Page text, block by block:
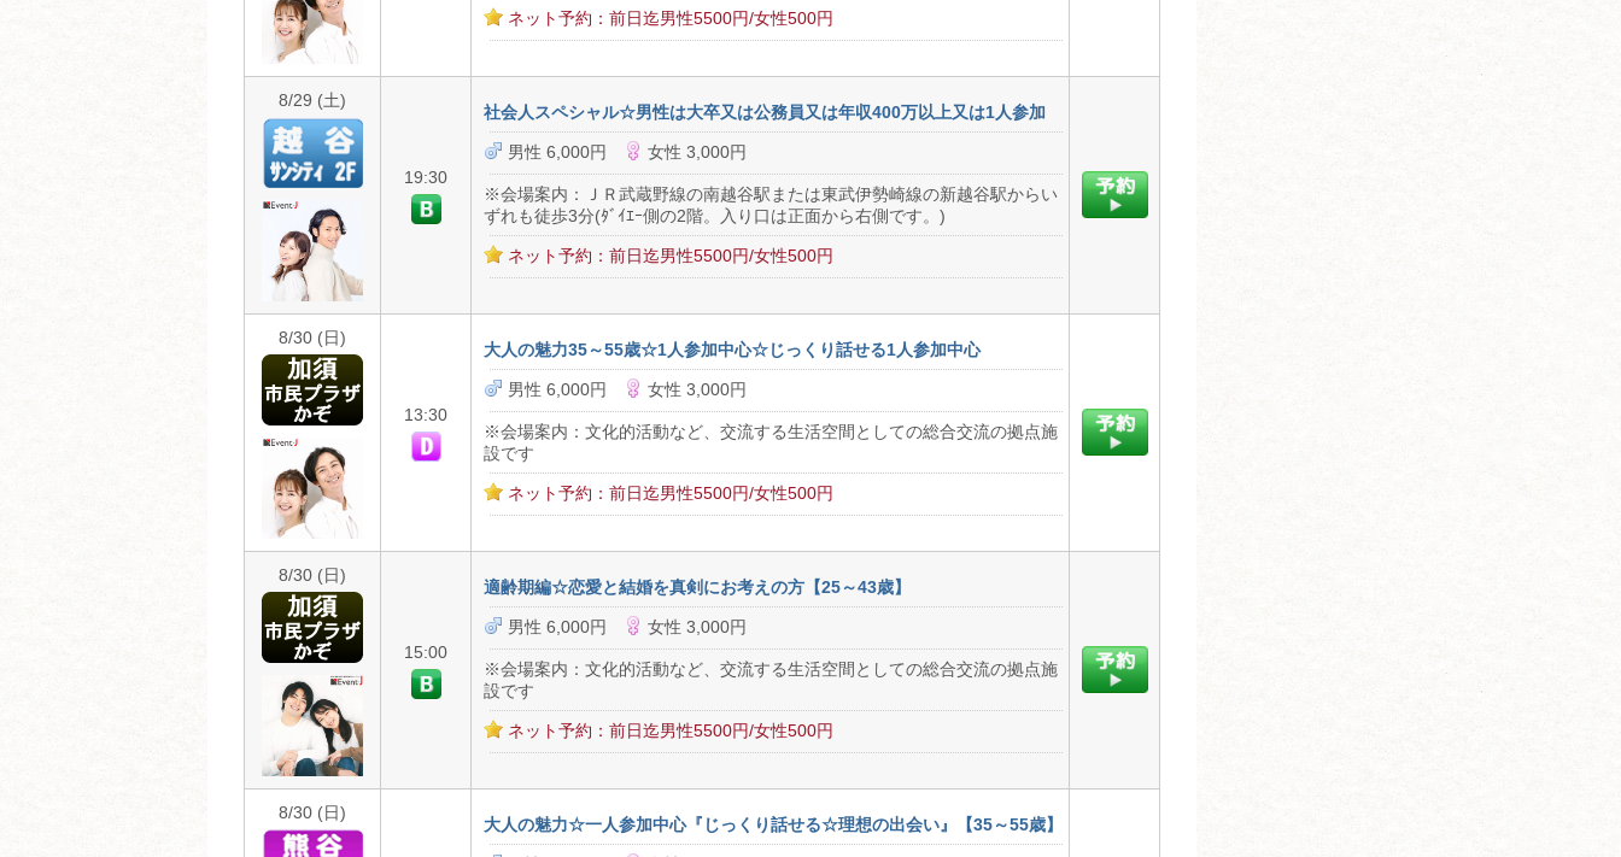
ネット予約：前日迄男性5500円/女性500円
8/29 (土)
19:30
社会人スペシャル☆男性は大卒又は公務員又は年収400万以上又は1人参加
男性 6,000円 女性 3,000円
※会場案内：ＪＲ武蔵野線の南越谷駅または東武伊勢崎線の新越谷駅からい
ずれも徒歩3分(ﾀﾞｲｴｰ側の2階。入り口は正面から右側です。)
ネット予約：前日迄男性5500円/女性500円
8/30 (日)
13:30
大人の魅力35～55歳☆1人参加中心☆じっくり話せる1人参加中心
男性 6,000円 女性 3,000円
※会場案内：文化的活動など、交流する生活空間としての総合交流の拠点施
設です
ネット予約：前日迄男性5500円/女性500円
8/30 (日)
15:00
適齢期編☆恋愛と結婚を真剣にお考えの方【25～43歳】
男性 6,000円 女性 3,000円
※会場案内：文化的活動など、交流する生活空間としての総合交流の拠点施
設です
ネット予約：前日迄男性5500円/女性500円
8/30 (日)
大人の魅力☆一人参加中心『じっくり話せる☆理想の出会い』【35～55歳】